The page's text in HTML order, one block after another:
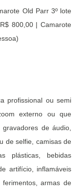
Old Parr 3º lote
800,00 | Camarote
profissional ou semi
externo ou que
de áudio,
de selfie, camisas de
plásticas, bebidas
artifício, inflamáveis
armas de